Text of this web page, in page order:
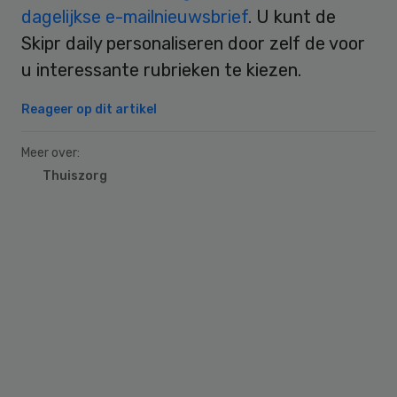
dagelijkse e-mailnieuwsbrief. U kunt de
Skipr daily personaliseren door zelf de voor
u interessante rubrieken te kiezen.
Reageer op dit artikel
Meer over:
Thuiszorg